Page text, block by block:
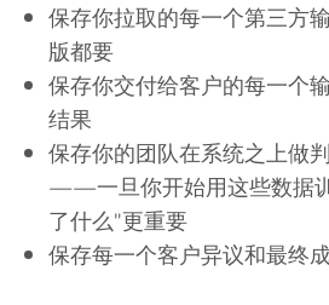
保存你拉取的每一个第三方
版都要
保存你交付给客户的每一个
结果
保存你的团队在系统之上做
——一旦你开始用这些数据
了什么"更重要
保存每一个客户异议和最终